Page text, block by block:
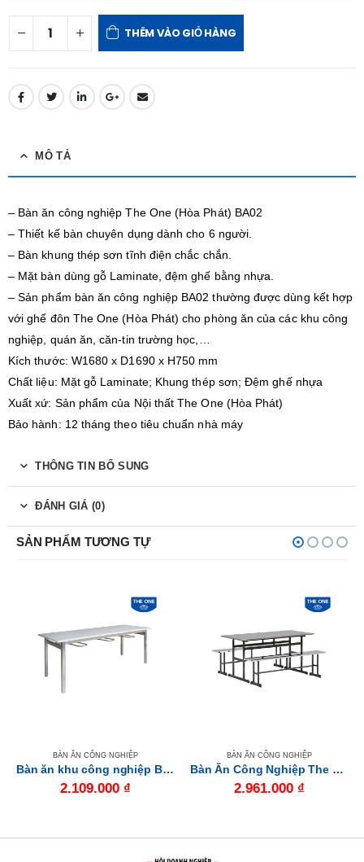
THÊM VÀO GIỎ HÀNG
MÔ TẢ
– Bàn ăn công nghiệp The One (Hòa Phát) BA02
– Thiết kế bàn chuyên dụng dành cho 6 người.
– Bàn khung thép sơn tĩnh điện chắc chắn.
– Mặt bàn dùng gỗ Laminate, đệm ghế bằng nhựa.
– Sản phẩm bàn ăn công nghiệp BA02 thường được dùng kết hợp
với ghế đôn The One (Hòa Phát) cho phòng ăn của các khu công
nghiệp, quán ăn, căn-tin trường học,…
Kích thước: W1680 x D1690 x H750 mm
Chất liệu: Mặt gỗ Laminate; Khung thép sơn; Đệm ghế nhựa
Xuất xứ: Sản phẩm của Nội thất The One (Hòa Phát)
Bảo hành: 12 tháng theo tiêu chuẩn nhà máy
THÔNG TIN BỔ SUNG
ĐÁNH GIÁ (0)
SẢN PHẨM TƯƠNG TỰ
BÀN ĂN CÔNG NGHIỆP
Bàn ăn khu công nghiệp BA01-14
2.109.000 ₫
BÀN ĂN CÔNG NGHIỆP
Bàn Ăn Công Nghiệp The One (Hòa Phát) BA05
2.961.000 ₫